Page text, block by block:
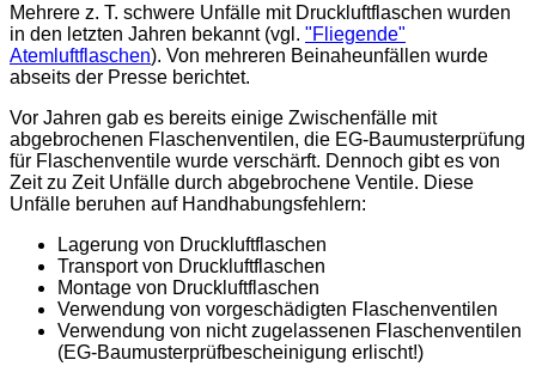
Mehrere z. T. schwere Unfälle mit Druckluftflaschen wurden
in den letzten Jahren bekannt (vgl. "Fliegende"
Atemluftflaschen). Von mehreren Beinaheunfällen wurde
abseits der Presse berichtet.
Vor Jahren gab es bereits einige Zwischenfälle mit
abgebrochenen Flaschenventilen, die EG-Baumusterprüfung
für Flaschenventile wurde verschärft. Dennoch gibt es von
Zeit zu Zeit Unfälle durch abgebrochene Ventile. Diese
Unfälle beruhen auf Handhabungsfehlern:
Lagerung von Druckluftflaschen
Transport von Druckluftflaschen
Montage von Druckluftflaschen
Verwendung von vorgeschädigten Flaschenventilen
Verwendung von nicht zugelassenen Flaschenventilen
(EG-Baumusterprüfbescheinigung erlischt!)